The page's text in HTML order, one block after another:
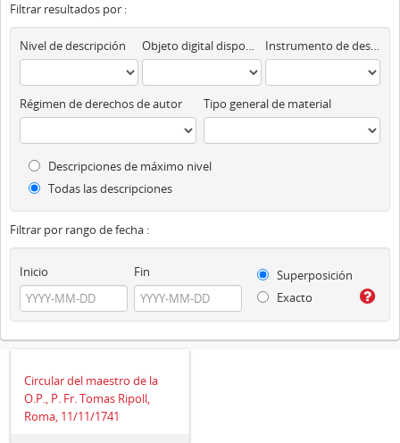
Filtrar resultados por :
Nivel de descripción Objeto digital disponibles Instrumento de descripción
Régimen de derechos de autor Tipo general de material
Descripciones de máximo nivel
Todas las descripciones
Filtrar por rango de fecha :
Inicio Fin
Superposición
Exacto
Circular del maestro de la
O.P., P. Fr. Tomas Ripoll,
Roma, 11/11/1741